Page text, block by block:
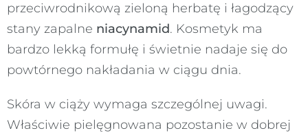
przeciwrodnikową zieloną herbatę i łagodzący
stany zapalne niacynamid. Kosmetyk ma
bardzo lekką formułę i świetnie nadaje się do
powtórnego nakładania w ciągu dnia.
Skóra w ciąży wymaga szczególnej uwagi.
Właściwie pielęgnowana pozostanie w dobrej